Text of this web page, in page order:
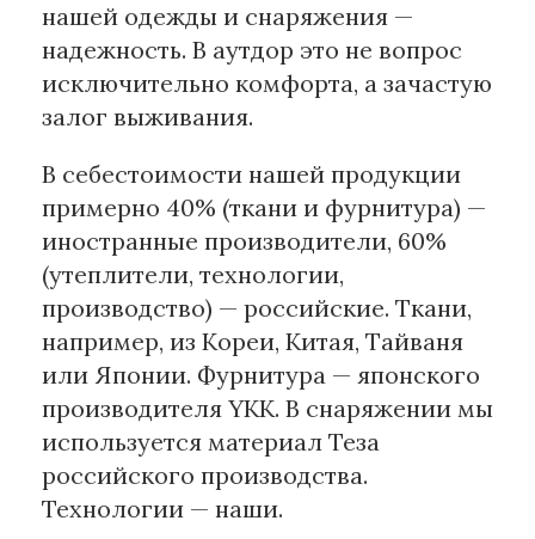
нашей одежды и снаряжения —
надежность. В аутдор это не вопрос
исключительно комфорта, а зачастую
залог выживания.
В себестоимости нашей продукции
примерно 40% (ткани и фурнитура) —
иностранные производители, 60%
(утеплители, технологии,
производство) — российские. Ткани,
например, из Кореи, Китая, Тайваня
или Японии. Фурнитура — японского
производителя YKK. В снаряжении мы
используется материал Теза
российского производства.
Технологии — наши.